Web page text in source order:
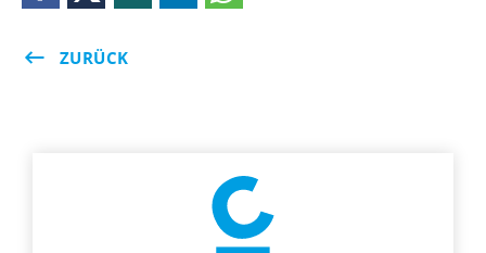
ZURÜCK